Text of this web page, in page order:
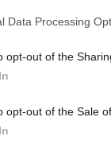
Data Processing
opt-out of the
opt-out of the Sale
Group): Σχέδια